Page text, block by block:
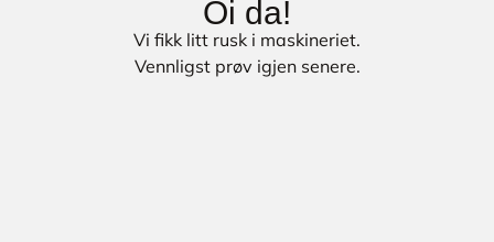
Oi da!
Vi fikk litt rusk i maskineriet.
Vennligst prøv igjen senere.